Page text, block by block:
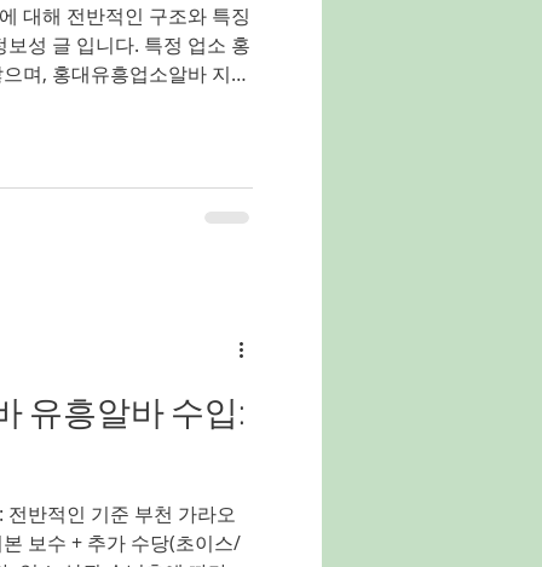
대해 전반적인 구조와 특징
성 글 입니다. 특정 업소 홍
며, 홍대유흥업소알바 지역
서 근무하는 아르바이트를
인 관광객이 많이 모이는
강남이나 청담과 달리 트
강하다. 고객층은 20~30대
관광객이 주를 이루며, 단
이 많은 편이다.업
유흥알바 수입:
반적인 기준 부천 가라오